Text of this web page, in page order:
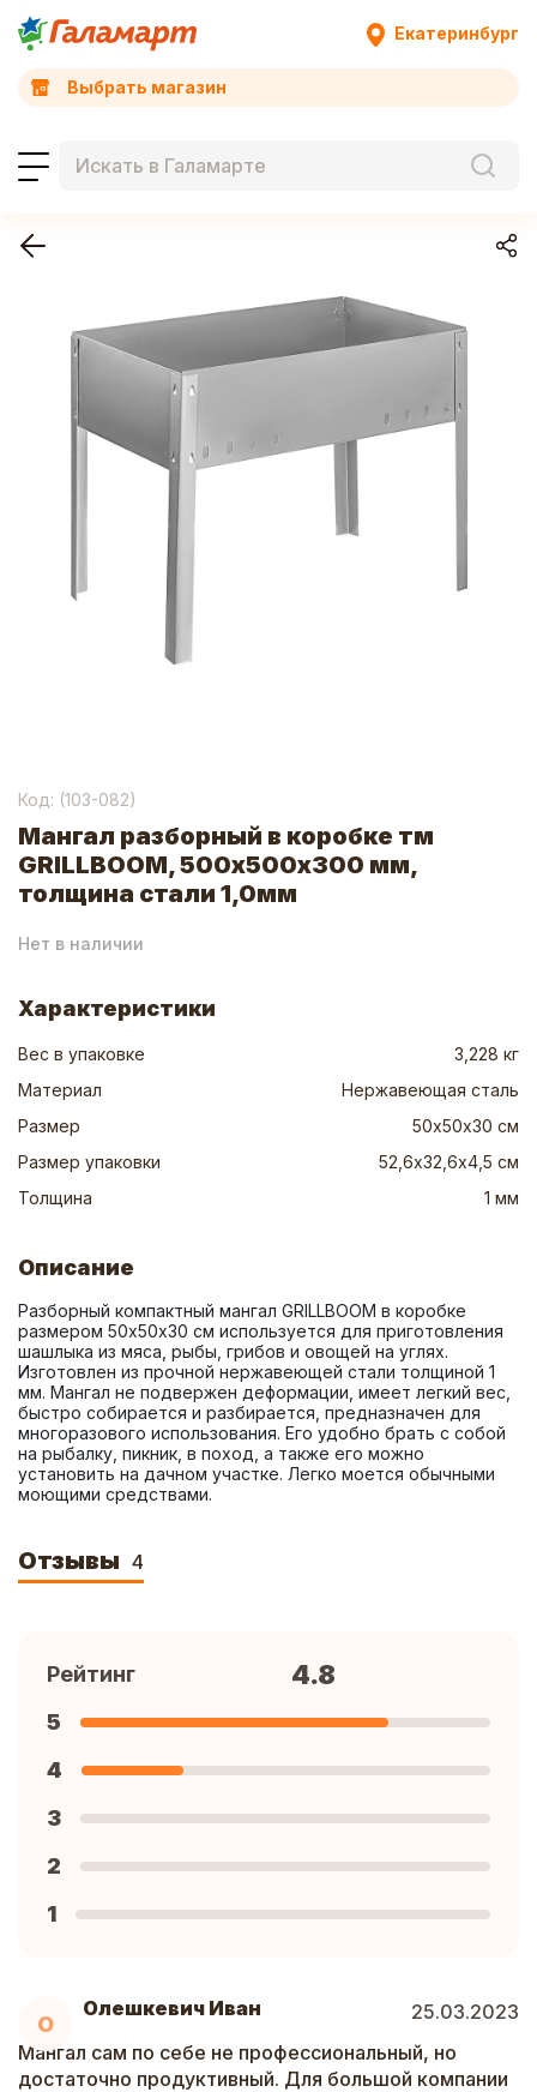
Екатеринбург
Выбрать магазин
Код: (103-082)
Мангал разборный в коробке тм
GRILLBOOM, 500х500х300 мм,
толщина стали 1,0мм
Нет в наличии
Характеристики
Вес в упаковке
3,228 кг
Материал
Нержавеющая сталь
Размер
50х50х30 см
Размер упаковки
52,6х32,6х4,5 см
Толщина
1 мм
Описание
Разборный компактный мангал GRILLBOOM в коробке
размером 50х50х30 см используется для приготовления
шашлыка из мяса, рыбы, грибов и овощей на углях.
Изготовлен из прочной нержавеющей стали толщиной 1
мм. Мангал не подвержен деформации, имеет легкий вес,
быстро собирается и разбирается, предназначен для
многоразового использования. Его удобно брать с собой
на рыбалку, пикник, в поход, а также его можно
установить на дачном участке. Легко моется обычными
моющими средствами.
Отзывы 4
О
Олешкевич Иван
25.03.2023
Мангал сам по себе не профессиональный, но
достаточно продуктивный. Для большой компании
Рейтинг 4.8
5
4
3
2
1